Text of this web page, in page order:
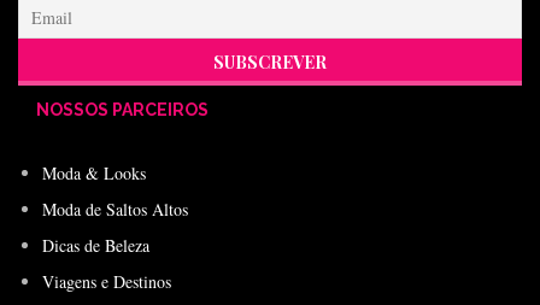
NOSSOS PARCEIROS
Moda & Looks
Moda de Saltos Altos
Dicas de Beleza
Viagens e Destinos